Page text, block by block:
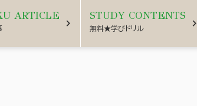
ARTICLE
chevron_right
STUDY CONTENTS
無料★学びドリル chevron_right